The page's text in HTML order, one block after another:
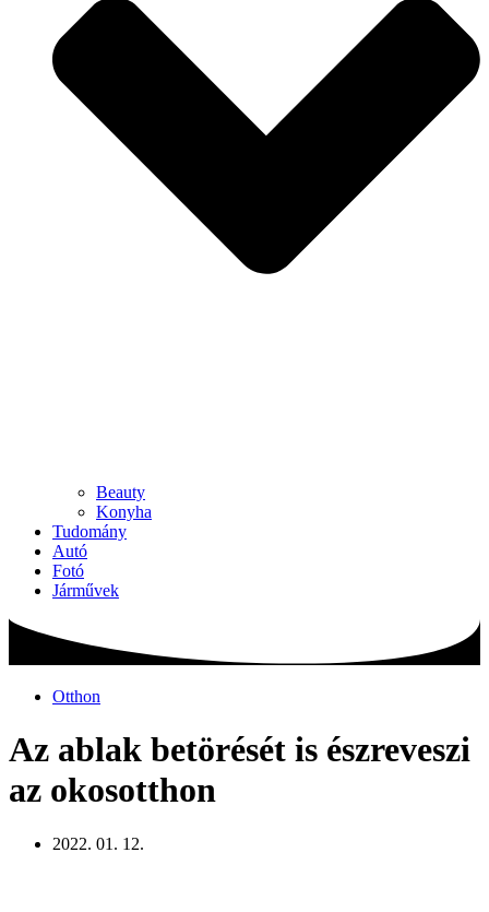
Beauty
Konyha
Tudomány
Autó
Fotó
Járművek
Otthon
Az ablak betörését is észreveszi
az okosotthon
2022. 01. 12.